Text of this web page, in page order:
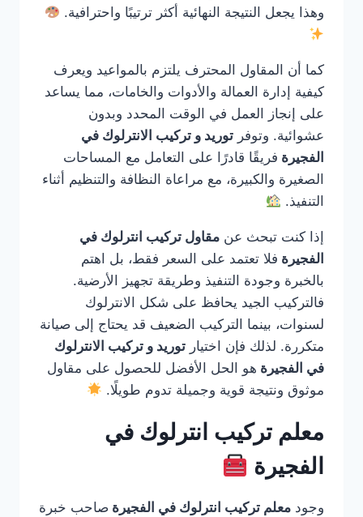
وهذا يجعل النتيجة النهائية أكثر ترتيبًا واحترافية.
كما أن المقاول المحترف يلتزم بالمواعيد ويعرف
كيفية إدارة العمالة والأدوات والخامات، مما يساعد
على إنجاز العمل في الوقت المحدد وبدون
عشوائية. وتوفر توريد و تركيب الانترلوك في
الفجيرة فريقًا قادرًا على التعامل مع المساحات
الصغيرة والكبيرة، مع مراعاة النظافة والتنظيم أثناء
التنفيذ.
إذا كنت تبحث عن مقاول تركيب انترلوك في
الفجيرة فلا تعتمد على السعر فقط، بل اهتم
بالخبرة وجودة التنفيذ وطريقة تجهيز الأرضية.
فالتركيب الجيد يحافظ على شكل الانترلوك
لسنوات، بينما التركيب الضعيف قد يحتاج إلى صيانة
متكررة. لذلك فإن اختيار توريد و تركيب الانترلوك
في الفجيرة هو الحل الأفضل للحصول على مقاول
موثوق ونتيجة قوية وجميلة تدوم طويلًا.
معلم تركيب انترلوك في
الفجيرة
وجود معلم تركيب انترلوك في الفجيرة صاحب خبرة